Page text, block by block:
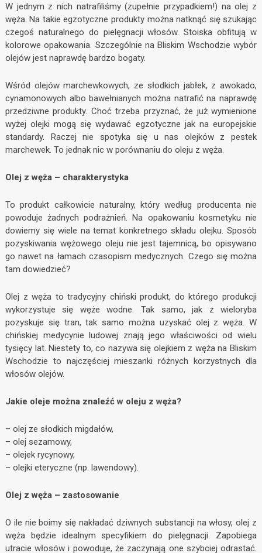
W jednym z nich natrafiliśmy (zupełnie przypadkiem!) na olej z
węża. Na takie egzotyczne produkty można natknąć się szukając
czegoś naturalnego do pielęgnacji włosów. Stoiska obfitują w
kolorowe opakowania. Szczególnie na Bliskim Wschodzie wybór
olejów jest naprawdę bardzo bogaty.
Wśród olejów marchewkowych, ze słodkich jabłek, z awokado,
cynamonowych albo bawełnianych można natrafić na naprawdę
przedziwne produkty. Choć trzeba przyznać, że już wymienione
wyżej olejki mogą się wydawać egzotyczne jak na europejskie
standardy. Raczej nie spotyka się u nas olejków z pestek
marchewek. To jednak nic w porównaniu do oleju z węża.
Olej z węża – charakterystyka
To produkt całkowicie naturalny, który według producenta nie
powoduje żadnych podrażnień. Na opakowaniu kosmetyku nie
dowiemy się wiele na temat konkretnego składu olejku. Sposób
pozyskiwania wężowego oleju nie jest tajemnicą, bo opisywano
go nawet na łamach czasopism medycznych. Czego się można
tam dowiedzieć?
Olej z węża to tradycyjny chiński produkt, do którego produkcji
wykorzystuje się węże wodne. Tak samo, jak z wieloryba
pozyskuje się tran, tak samo można uzyskać olej z węża. W
chińskiej medycynie ludowej znają jego właściwości od wielu
tysięcy lat. Niestety to, co nazywa się olejkiem z węża na Bliskim
Wschodzie to najczęściej mieszanki różnych korzystnych dla
włosów olejów.
Jakie oleje można znaleźć w oleju z węża?
– olej ze słodkich migdałów,
– olej sezamowy,
– olejek rycynowy,
– olejki eteryczne (np. lawendowy).
Olej z węża – zastosowanie
O ile nie boimy się nakładać dziwnych substancji na włosy, olej z
węża będzie idealnym specyfikiem do pielęgnacji. Zapobiega
utracie włosów i powoduje, że zaczynają one szybciej odrastać.